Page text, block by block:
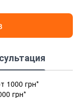
1000 грн*
грн*